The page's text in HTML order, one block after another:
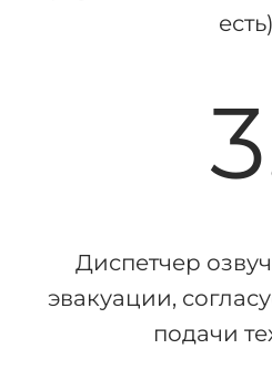
Диспетчер
эвакуации,
подачи